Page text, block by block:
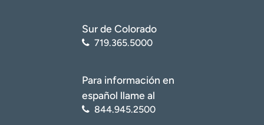
Sur de Colorado
719.365.5000
Para información en
español llame al
844.945.2500